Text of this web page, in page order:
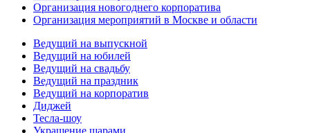
Организация новогоднего корпоратива
Организация мероприятий в Москве и области
Ведущий на выпускной
Ведущий на юбилей
Ведущий на свадьбу
Ведущий на праздник
Ведущий на корпоратив
Диджей
Тесла-шоу